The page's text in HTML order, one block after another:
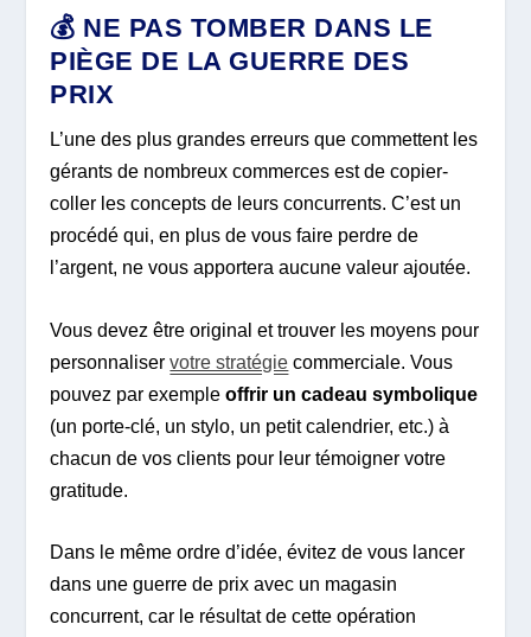
💰 NE PAS TOMBER DANS LE
PIÈGE DE LA GUERRE DES
PRIX
L’une des plus grandes erreurs que commettent les
gérants de nombreux commerces est de copier-
coller les concepts de leurs concurrents. C’est un
procédé qui, en plus de vous faire perdre de
l’argent, ne vous apportera aucune valeur ajoutée.
Vous devez être original et trouver les moyens pour
personnaliservotre stratégie commerciale. Vous
pouvez par exempleoffrir un cadeau symbolique
(un porte-clé, un stylo, un petit calendrier, etc.) à
chacun de vos clients pour leur témoigner votre
gratitude.
Dans le même ordre d’idée, évitez de vous lancer
dans une guerre de prix avec un magasin
concurrent, car le résultat de cette opération